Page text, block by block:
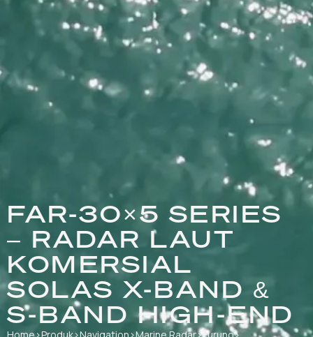
FAR-30×5 SERIES
– RADAR LAUT
KOMERSIAL
SOLAS X-BAND &
S-BAND HIGH-END